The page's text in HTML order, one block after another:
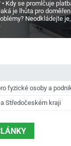
Kdy se promlčuje
je lhůta pro
Neodkládejte
fyzické osoby a
a Středočeském kraji